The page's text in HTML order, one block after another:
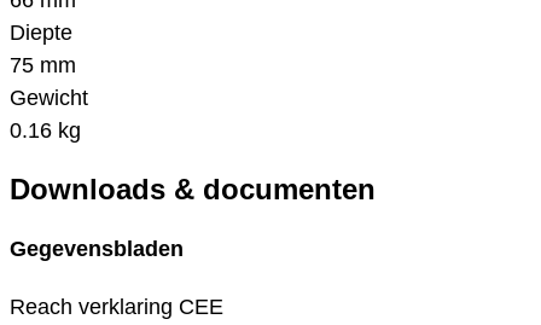
Diepte
75 mm
Gewicht
0.16 kg
Downloads & documenten
Gegevensbladen
Reach verklaring CEE